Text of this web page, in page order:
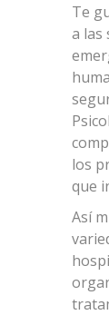
Te
a las
los
que
Así